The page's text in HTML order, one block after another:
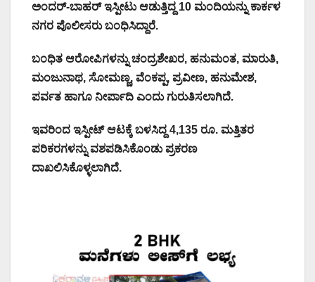
ಅಂದರ್‌-ಬಾಹರ್‌ ಇಸ್ಪೀಟು ಆಡುತ್ತಿದ್ದ 10 ಮಂದಿಯನ್ನು ಕಾರ್ಕಳ
ನಗರ ಪೊಲೀಸರು ಬಂಧಿಸಿದ್ದಾರೆ.
ಬಂಧಿತ ಆರೋಪಿಗಳನ್ನು ಚಂದ್ರಶೇಖರ, ಹನುಮಂತ, ಮಾರುತಿ,
ಮಂಜುನಾಥ, ಸೋಮಣ್ಣ, ವೆಂಕಪ್ಪ, ಪ್ರವೀಣ, ಹನುಮೇಶ,
ಪರ್ವತ ಹಾಗೂ ನೀರ್ಪಾದಿ ಎಂದು ಗುರುತಿಸಲಾಗಿದೆ.
ಇವರಿಂದ ಇಸ್ಪೀಟ್‌ ಆಟಕ್ಕೆ ಬಳಸಿದ್ದ 4,135 ರೂ. ಮತ್ತಿತರ
ಪರಿಕರಗಳನ್ನು ವಶಪಡಿಸಿಕೊಂಡು ಪ್ರಕರಣ
ದಾಖಲಿಸಿಕೊಳ್ಳಲಾಗಿದೆ.